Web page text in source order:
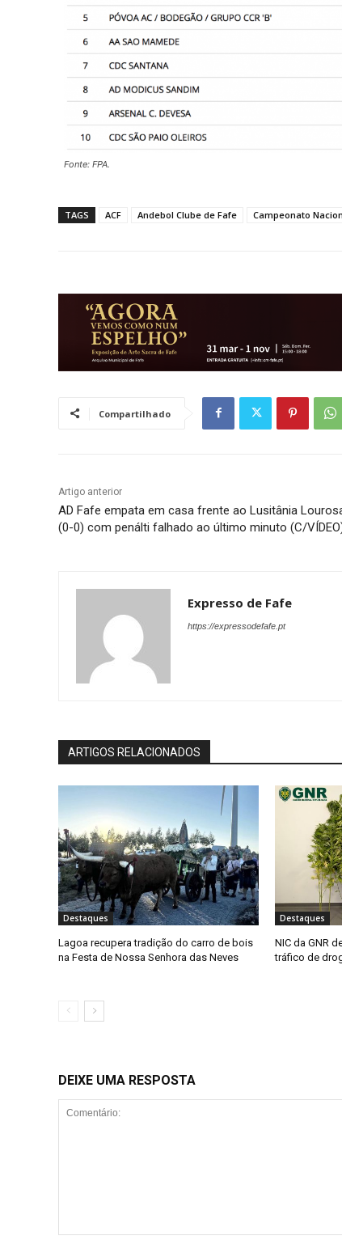
Fonte: FPA.
TAGS ACF Andebol Clube de Fafe Campeonato
Compartilhado
Artigo anterior
AD Fafe empata em casa frente ao Lusitânia
(0-0) com penálti falhado ao último minuto (C/
Expresso de Fafe
https://expressodefafe.pt
ARTIGOS RELACIONADOS
Destaques
Lagoa recupera tradição do carro de bois
na Festa de Nossa Senhora das Neves
Destaques
NIC da GNR
tráfico de
DEIXE UMA RESPOSTA